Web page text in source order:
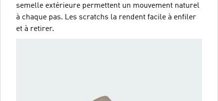
semelle extérieure permettent un mouvement naturel
à chaque pas. Les scratchs la rendent facile à enfiler
et à retirer.